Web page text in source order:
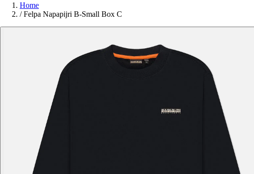
Home
/ Felpa Napapijri B-Small Box C